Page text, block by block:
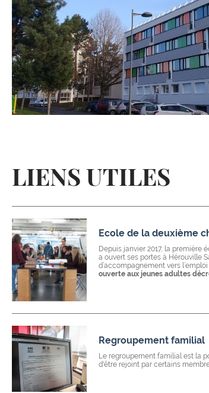
LIENS UTILES
Ecole de la deuxième
Depuis janvier 2017, la première
a ouvert ses portes à Hérouville
d’accompagnement vers l’
ouverte aux jeunes adultes
Regroupement familial
Le regroupement familial est la
d'être rejoint par certains